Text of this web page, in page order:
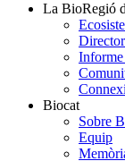
La BioRegió
Biocat
Sobre
Equip